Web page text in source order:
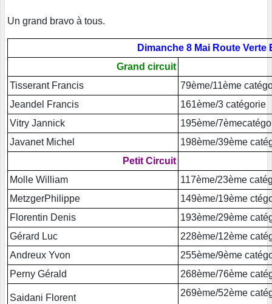
Un grand bravo à tous.
Dimanche 8 Mai Route Verte
Grand circuit
Tisserant Francis
79ème/11ème
Jeandel Francis
161ème/3 catégorie
Vitry Jannick
195ème/
Javanet Michel
198ème/39ème
Petit Circuit
Molle William
117ème/23ème
MetzgerPhilippe
149ème/19ème
Florentin Denis
193ème/29ème
Gérard Luc
228ème/12ème
Andreux Yvon
255ème/9ème
Perny Gérald
268ème/76ème
Saidani Florent 269ème/52ème